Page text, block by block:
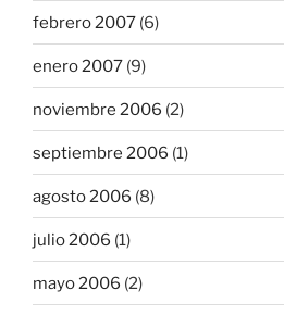
febrero 2007 (6)
enero 2007 (9)
noviembre 2006 (2)
septiembre 2006 (1)
agosto 2006 (8)
julio 2006 (1)
mayo 2006 (2)